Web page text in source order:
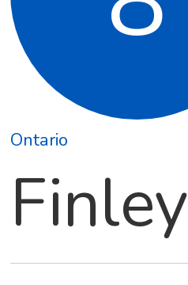
Ontario
Finley